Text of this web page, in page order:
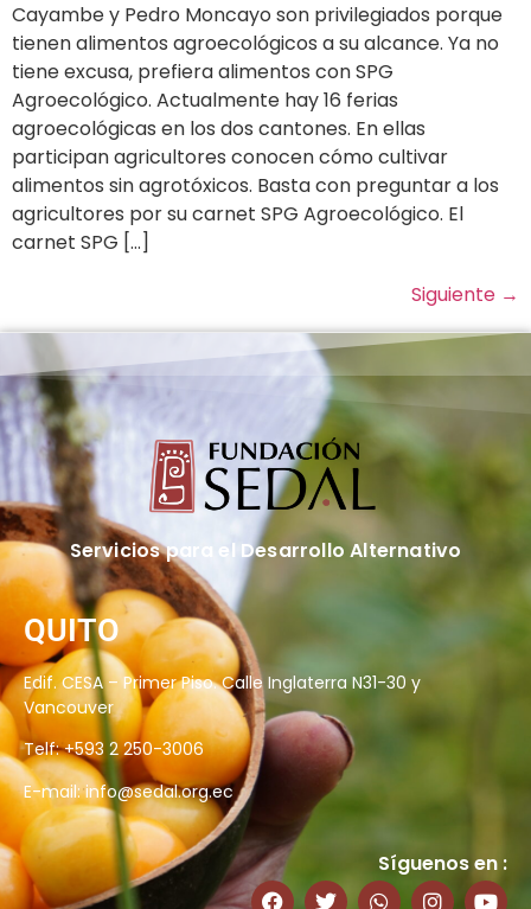
Cayambe y Pedro Moncayo son privilegiados porque
tienen alimentos agroecológicos a su alcance. Ya no
tiene excusa, prefiera alimentos con SPG
Agroecológico. Actualmente hay 16 ferias
agroecológicas en los dos cantones. En ellas
participan agricultores conocen cómo cultivar
alimentos sin agrotóxicos. Basta con preguntar a los
agricultores por su carnet SPG Agroecológico. El
carnet SPG […]
Siguiente →
Servicios para el Desarrollo Alternativo
QUITO
Edif. CESA – Primer Piso. Calle Inglaterra N31-30 y
Vancouver
Telf: +593 2 250-3006
E-mail:info@sedal.org.ec
Síguenos en :